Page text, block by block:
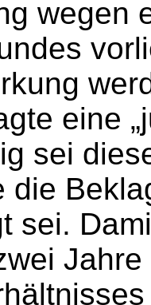
wegen
eine
sei
die
sei.